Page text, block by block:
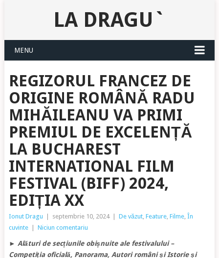
LA DRAGU`
MENU
REGIZORUL FRANCEZ DE
ORIGINE ROMÂNĂ RADU
MIHĂILEANU VA PRIMI
PREMIUL DE EXCELENȚĂ
LA BUCHAREST
INTERNATIONAL FILM
FESTIVAL (BIFF) 2024,
EDIȚIA XX
Ionut Dragu septembrie 10, 2024 De văzut, Feature, Filme, În
cuvinte
Niciun comentariu
► Alături de secțiunile obișnuite ale festivalului –
Competiția oficială, Panorama, Autori români și Istorie și